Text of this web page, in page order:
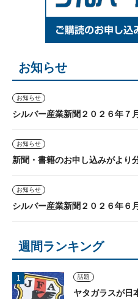
お知らせ
お知らせ
シルバー産業新聞２０２６年７
お知らせ
新聞・書籍のお申し込みがより
お知らせ
シルバー産業新聞２０２６年６
週間ランキング
話題
ヤタガラスが日